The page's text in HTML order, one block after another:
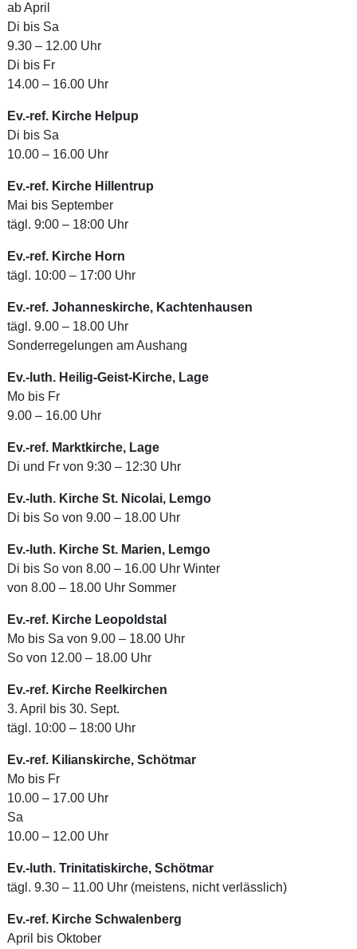
ab April
Di bis Sa
9.30 – 12.00 Uhr
Di bis Fr
14.00 – 16.00 Uhr
Ev.-ref. Kirche Helpup
Di bis Sa
10.00 – 16.00 Uhr
Ev.-ref. Kirche Hillentrup
Mai bis September
tägl. 9:00 – 18:00 Uhr
Ev.-ref. Kirche Horn
tägl. 10:00 – 17:00 Uhr
Ev.-ref. Johanneskirche, Kachtenhausen
tägl. 9.00 – 18.00 Uhr
Sonderregelungen am Aushang
Ev.-luth. Heilig-Geist-Kirche, Lage
Mo bis Fr
9.00 – 16.00 Uhr
Ev.-ref. Marktkirche, Lage
Di und Fr von 9:30 – 12:30 Uhr
Ev.-luth. Kirche St. Nicolai, Lemgo
Di bis So von 9.00 – 18.00 Uhr
Ev.-luth. Kirche St. Marien, Lemgo
Di bis So von 8.00 – 16.00 Uhr Winter
von 8.00 – 18.00 Uhr Sommer
Ev.-ref. Kirche Leopoldstal
Mo bis Sa von 9.00 – 18.00 Uhr
So von 12.00 – 18.00 Uhr
Ev.-ref. Kirche Reelkirchen
3. April bis 30. Sept.
tägl. 10:00 – 18:00 Uhr
Ev.-ref. Kilianskirche, Schötmar
Mo bis Fr
10.00 – 17.00 Uhr
Sa
10.00 – 12.00 Uhr
Ev.-luth. Trinitatiskirche, Schötmar
tägl. 9.30 – 11.00 Uhr (meistens, nicht verlässlich)
Ev.-ref. Kirche Schwalenberg
April bis Oktober